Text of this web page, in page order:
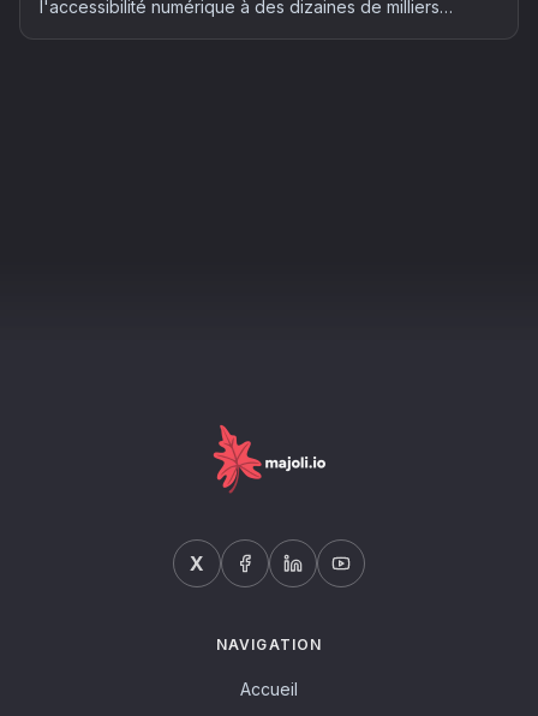
l'accessibilité numérique à des dizaines de milliers
X
NAVIGATION
Accueil